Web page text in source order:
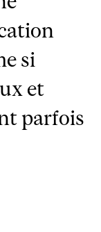
si
et
parfois